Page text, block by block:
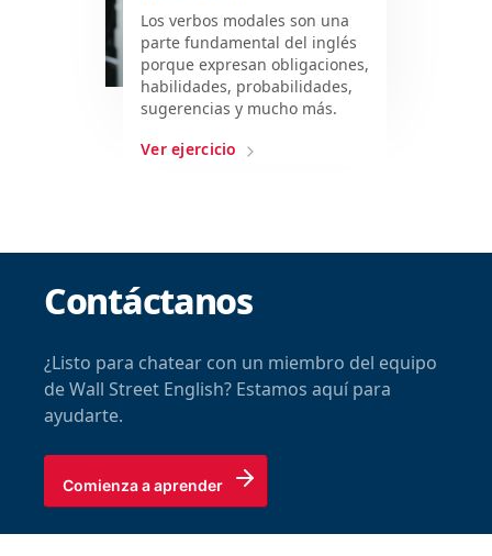
Los verbos modales son una
parte fundamental del inglés
porque expresan obligaciones,
habilidades, probabilidades,
sugerencias y mucho más.
Ver ejercicio
Contáctanos
¿Listo para chatear con un miembro del equipo
de Wall Street English? Estamos aquí para
ayudarte.
Comienza a aprender